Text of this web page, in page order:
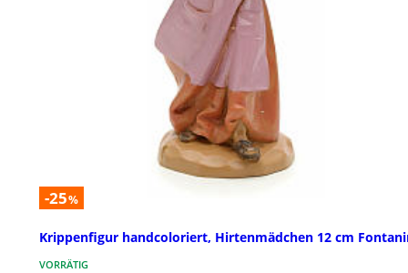
-25%
Krippenfigur handcoloriert, Hirtenmädchen 12 cm
VORRÄTIG